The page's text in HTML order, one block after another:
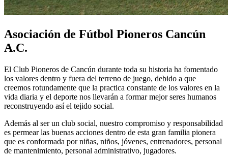
Asociación de Fútbol Pioneros Cancún
A.C.
El Club Pioneros de Cancún durante toda su historia ha fomentado
los valores dentro y fuera del terreno de juego, debido a que
creemos rotundamente que la practica constante de los valores en la
vida diaria y el deporte nos llevarán a formar mejor seres humanos
reconstruyendo así el tejido social.
Además al ser un club social, nuestro compromiso y responsabilidad
es permear las buenas acciones dentro de esta gran familia pionera
que es conformada por niñas, niños, jóvenes, entrenadores, personal
de mantenimiento, personal administrativo, jugadores.